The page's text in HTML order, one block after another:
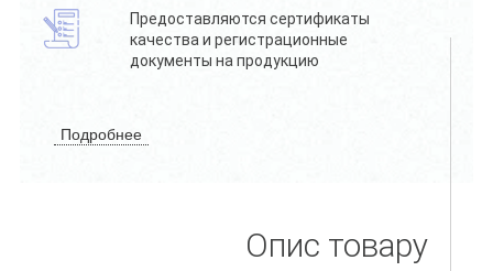
Предоставляются сертификаты
качества и регистрационные
документы на продукцию
Подробнее
Опис товару